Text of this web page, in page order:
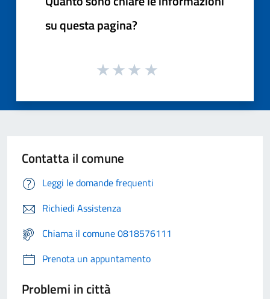
su questa pagina?
Contatta il comune
Leggi le domande frequenti
Richiedi Assistenza
Chiama il comune 0818576111
Prenota un appuntamento
Problemi in città